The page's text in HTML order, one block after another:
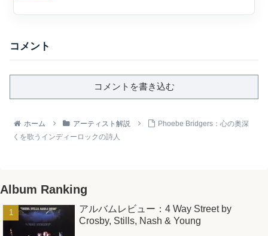
コメント
コメントを書き込む
ホーム アーティスト解説
Phoebe Bridgers：心の奥深
くを歌うインディーロックの詩人
Album Ranking
アルバムレビュー：4 Way Street by
Crosby, Stills, Nash & Young